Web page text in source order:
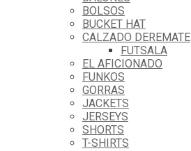
BOLSOS
BUCKET HAT
CALZADO DEREMATE
FUTSALA
EL AFICIONADO
FUNKOS
GORRAS
JACKETS
JERSEYS
SHORTS
T-SHIRTS